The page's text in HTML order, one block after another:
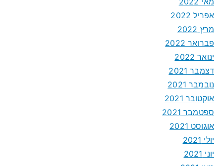
אפריל 2022
מרץ 2022
פברואר 2022
ינואר 2022
דצמבר 2021
נובמבר 2021
אוקטובר 2021
ספטמבר 2021
אוגוסט 2021
יולי 2021
יוני 2021